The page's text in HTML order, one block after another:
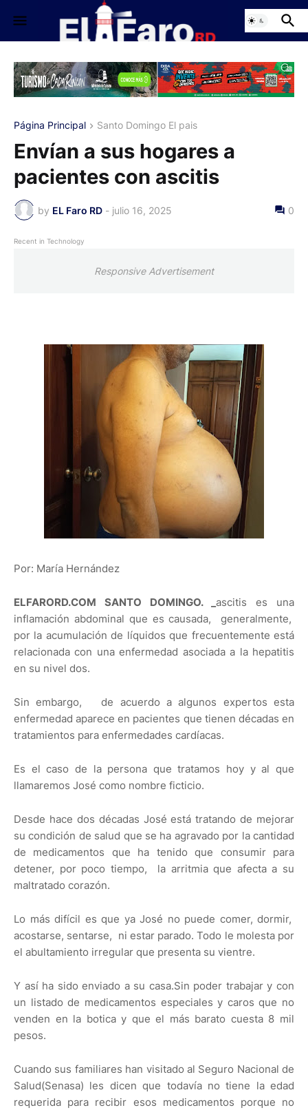
Página Principal Santo Domingo El pais
Envían a sus hogares a
pacientes con ascitis
by EL Faro RD - julio 16, 2025 0
Recent in Technology
Responsive Advertisement
Por: María Hernández
ELFARORD.COM SANTO DOMINGO. _ ascitis es una
inflamación abdominal que es causada, generalmente,
por la acumulación de líquidos que frecuentemente está
relacionada con una enfermedad asociada a la hepatitis
en su nivel dos.
Sin embargo, de acuerdo a algunos expertos esta
enfermedad aparece en pacientes que tienen décadas en
tratamientos para enfermedades cardíacas.
Es el caso de la persona que tratamos hoy y al que
llamaremos José como nombre ficticio.
Desde hace dos décadas José está tratando de mejorar
su condición de salud que se ha agravado por la cantidad
de medicamentos que ha tenido que consumir para
detener, por poco tiempo, la arritmia que afecta a su
maltratado corazón.
Lo más difícil es que ya José no puede comer, dormir,
acostarse, sentarse, ni estar parado. Todo le molesta por
el abultamiento irregular que presenta su vientre.
Y así ha sido enviado a su casa.Sin poder trabajar y con
un listado de medicamentos especiales y caros que no
venden en la botica y que el más barato cuesta 8 mil
pesos.
Cuando sus familiares han visitado al Seguro Nacional de
Salud(Senasa) les dicen que todavía no tiene la edad
requerida para recibir esos medicamentos porque no